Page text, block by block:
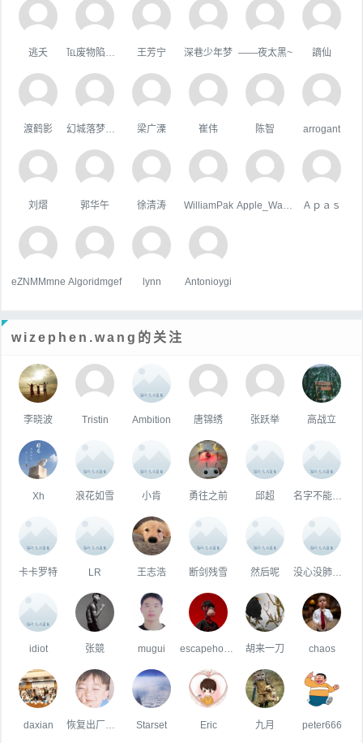
逃夭 王芳宁 深巷少年梦 ——夜太黑~ 謫仙
渡鹤影 梁广溧 崔伟 陈智 arrogant
刘熠 郭华午 徐清涛 WilliamPak Ａｐａｓ
eZNMMmne Algoridmgef lynn Antonioygi
wizephen.wang的关注
李晓波 Tristin Ambition 唐锦绣 张跃举 高战立
Xh 浪花如雪 小肯 勇往之前 邱超
卡卡罗特 LR 王志浩 断剑残雪 然后呢
idiot 张競 mugui 胡来一刀 chaos
daxian Starset Eric 九月 peter666